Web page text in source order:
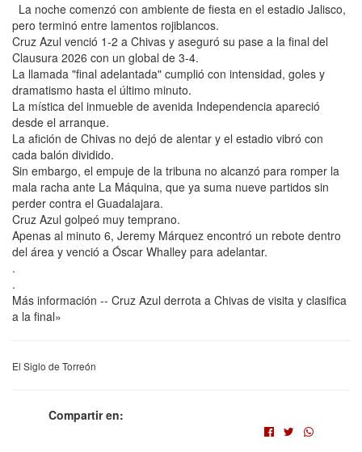
La noche comenzó con ambiente de fiesta en el estadio Jalisco,
pero terminó entre lamentos rojiblancos.
Cruz Azul venció 1-2 a Chivas y aseguró su pase a la final del
Clausura 2026 con un global de 3-4.
La llamada "final adelantada" cumplió con intensidad, goles y
dramatismo hasta el último minuto.
La mística del inmueble de avenida Independencia apareció
desde el arranque.
La afición de Chivas no dejó de alentar y el estadio vibró con
cada balón dividido.
Sin embargo, el empuje de la tribuna no alcanzó para romper la
mala racha ante La Máquina, que ya suma nueve partidos sin
perder contra el Guadalajara.
Cruz Azul golpeó muy temprano.
Apenas al minuto 6, Jeremy Márquez encontró un rebote dentro
del área y venció a Óscar Whalley para adelantar.
.
.
Más información -- Cruz Azul derrota a Chivas de visita y clasifica
a la final»
El Siglo de Torreón
Compartir en: